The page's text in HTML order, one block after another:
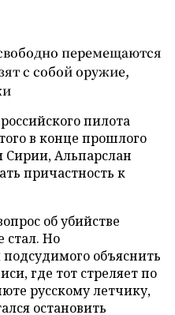
перемещаются
с собой оружие,
пилота
в конце прошлого
Сирии, Альпарслан
причастность к
об убийстве
стал. Но
объяснить
где тот стреляет по
русскому летчику,
остановить